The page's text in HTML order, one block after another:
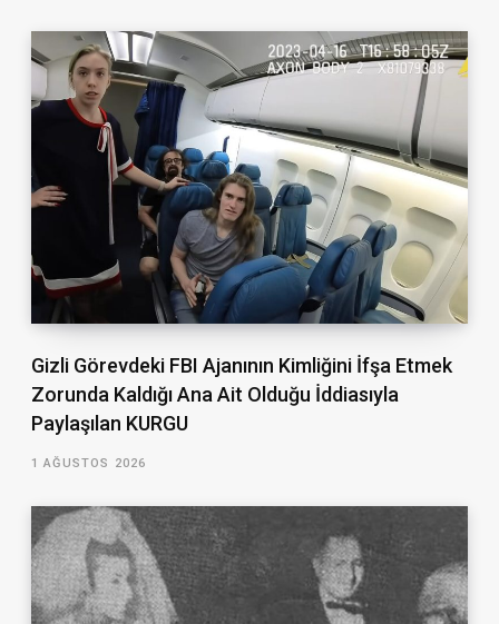
Gizli Görevdeki FBI Ajanının Kimliğini İfşa Etmek
Zorunda Kaldığı Ana Ait Olduğu İddiasıyla
Paylaşılan KURGU
1 AĞUSTOS 2026